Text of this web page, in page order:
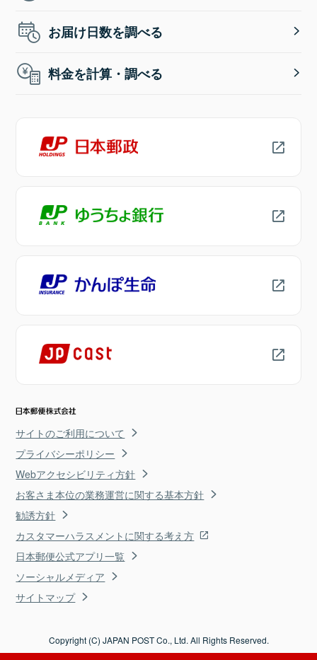
お届け日数を調べる
料金を計算・調べる
サイトのご利用について
プライバシーポリシー
Webアクセシビリティ方針
お客さま本位の業務運営に関する基本方針
勧誘方針
カスタマーハラスメントに関する考え方
日本郵便公式アプリ一覧
ソーシャルメディア
サイトマップ
Copyright (C) JAPAN POST Co., Ltd. All Rights Reserved.